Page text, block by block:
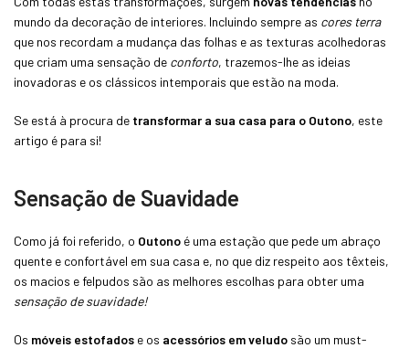
mundo da decoração de interiores. Incluindo sempre as cores terra
que nos recordam a mudança das folhas e as texturas acolhedoras
que criam uma sensação de conforto, trazemos-lhe as ideias
inovadoras e os clássicos intemporais que estão na moda.
Se está à procura de transformar a sua casa para o Outono, este
artigo é para si!
Sensação de Suavidade
Como já foi referido, o Outono é uma estação que pede um abraço
quente e confortável em sua casa e, no que diz respeito aos têxteis,
os macios e felpudos são as melhores escolhas para obter uma
sensação de suavidade!
Os móveis estofados e os acessórios em veludo são um must-